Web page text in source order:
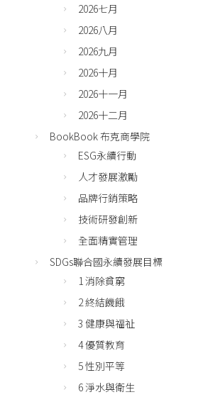
2026七月
2026八月
2026九月
2026十月
2026十一月
2026十二月
BookBook 布克商學院
ESG永續行動
人才發展激勵
品牌行銷策略
技術研發創新
全面精實管理
SDGs聯合國永續發展目標
1 消除貧窮
2 終結饑餓
3 健康與福祉
4 優質教育
5 性別平等
6 淨水與衛生